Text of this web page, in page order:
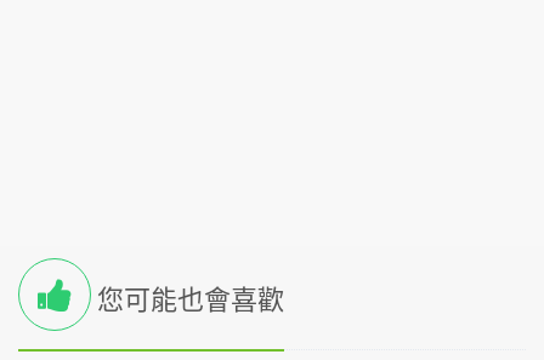
您可能也會喜歡